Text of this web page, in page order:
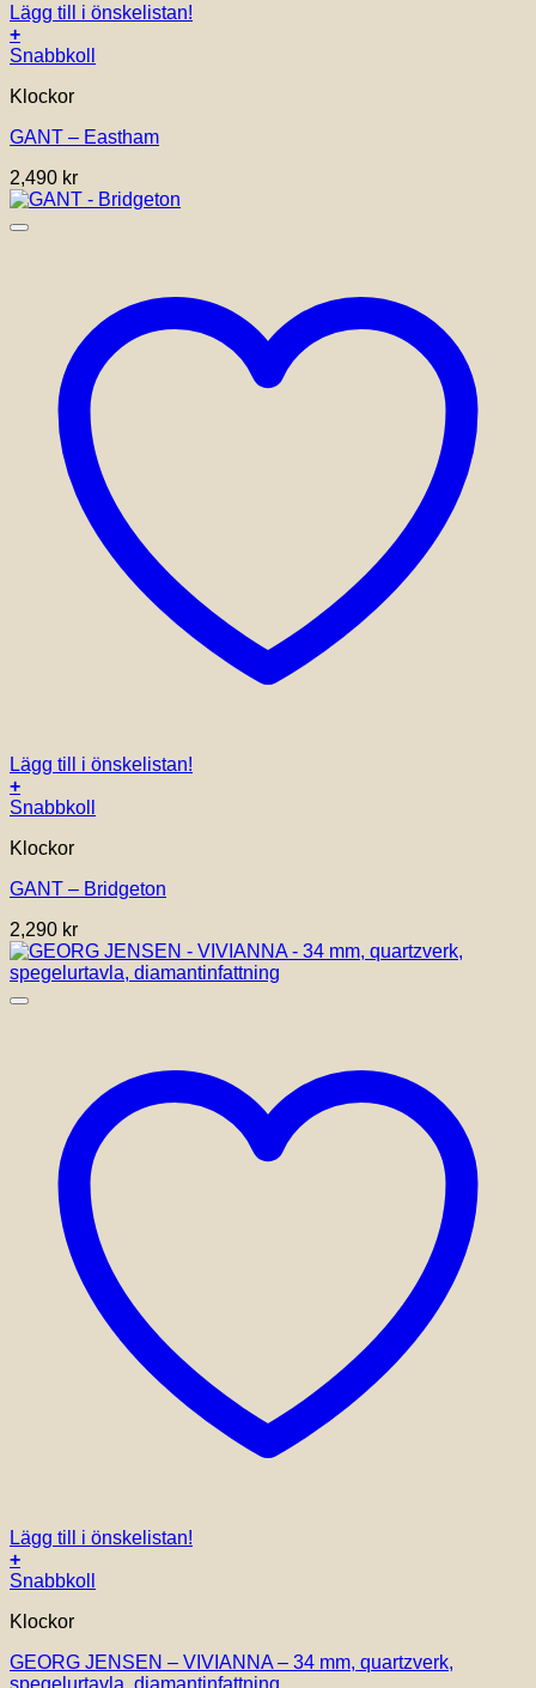
Lägg till i önskelistan!
+
Snabbkoll
Klockor
GANT – Eastham
2,490 kr
Lägg till i önskelistan!
+
Snabbkoll
Klockor
GANT – Bridgeton
2,290 kr
Lägg till i önskelistan!
+
Den
produkten
flera
Snabbkoll
Klockor
GEORG JENSEN – VIVIANNA – 34 mm, quartzverk,
spegelurtavla, diamantinfattning